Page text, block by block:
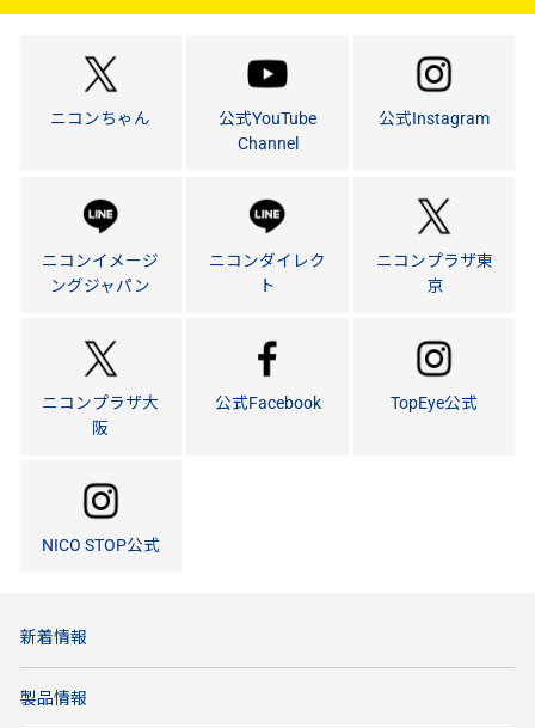
ニコンちゃん
公式YouTube
Channel
公式Instagram
ニコンイメージ
ングジャパン
ニコンダイレク
ト
ニコンプラザ東
京
ニコンプラザ大
阪
公式Facebook TopEye公式
NICO STOP公式
新着情報
製品情報